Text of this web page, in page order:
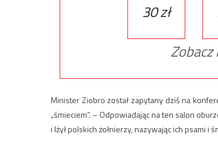
30 zł
Zobacz
Minister Ziobro został zapytany dziś na
„śmieciem”. – Odpowiadając na ten salon
i lżył polskich żołnierzy, nazywając ich psami i